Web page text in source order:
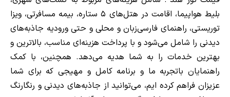
بلیط هواپیما، اقامت در هتل‌های ۵ ستاره، بیمه مسافرتی، ویزا
توریستی، راهنمای فارسی‌زبان و محلی و حتی ورودیه جاذبه‌های
دیدنی را شامل می‌شود و با پرداخت هزینه‌‌ای مناسب، بالاترین و
بهترین خدمات را به شما هدیه می‌دهد. همچنین، با کمک
راهنمایان باتجربه ما و برنامه کامل و مهیجی که برای شما
عزیزان فراهم کرده ایم، می‌توانید از جاذبه‌های دیدنی و رنگارنگ